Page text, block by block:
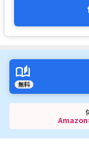
無料
Amazon